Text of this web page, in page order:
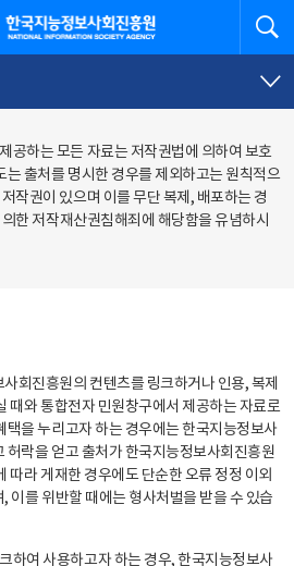
보사회진흥원
공하는 모든 자료는 저작권법에 의하여 보호
는 출처를 명시한 경우를 제외하고는 원칙적으
작권이 있으며 이를 무단 복제, 배포하는 경
한 저작재산권침해죄에 해당함을 유념하시
회진흥원의 컨텐츠를 링크하거나 인용, 복제
때와 통합전자 민원창구에서 제공하는 자료로
택을 누리고자 하는 경우에는 한국지능정보사
허락을 얻고 출처가 한국지능정보사회진흥원
따라 게재한 경우에도 단순한 오류 정정 이외
이를 위반할 때에는 형사처벌을 받을 수 있습
하여 사용하고자 하는 경우, 한국지능정보사